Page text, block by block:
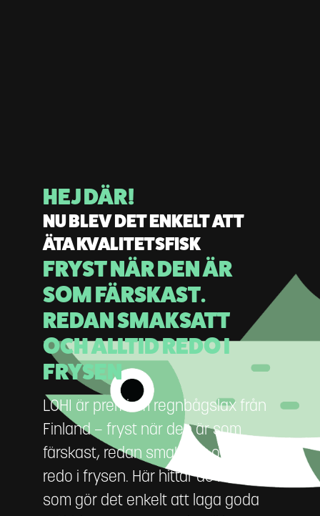
HEJ DÄR!
NU BLEV DET ENKELT ATT
ÄTA KVALITETSFISK
FRYST NÄR DEN ÄR
SOM FÄRSKAST.
REDAN SMAKSATT
OCH ALLTID REDO I
FRYSEN
LOHI är premium regnbågslax från
Finland – fryst när den är som
färskast, redan smaksatt och alltid
redo i frysen. Här hittar du recept
som gör det enkelt att laga goda